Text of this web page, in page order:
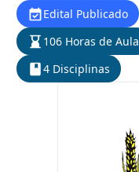
Edital Publicado
106 Horas de Aula
4 Disciplinas